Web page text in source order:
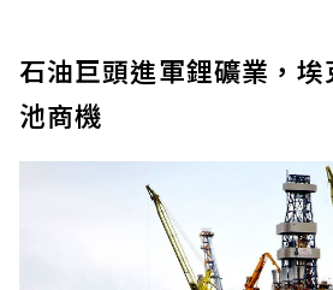
石油巨頭進軍鋰礦業，
池商機